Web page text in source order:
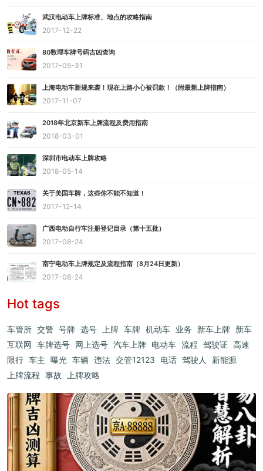
武汉电动车上牌标准、地点的攻略指南
2017-12-22
80数理车牌号码吉凶查询
2017-05-31
上海电动车新规来袭！现在上路小心被罚款！（附最新上牌指南）
2017-11-07
2018年北京新车上牌流程及费用指南
2018-03-01
深圳市电动车上牌攻略
2018-05-14
关于美国车牌，这些你不能不知道！
2017-12-14
广西电动自行车注册登记目录（第十五批）
2017-08-24
南宁电动车上牌规定及流程指南（8月24日更新）
2017-08-24
Hot tags
车管所 交警 号牌 选号 上牌 车牌 机动车 业务 新车上牌 新车
互联网 车牌选号 网上选号 汽车上牌 电动车 流程 驾驶证 高速
限行 车主 曝光 车辆 违法 交管12123 电话 驾驶人
新能源
上牌流程 事故 上牌攻略